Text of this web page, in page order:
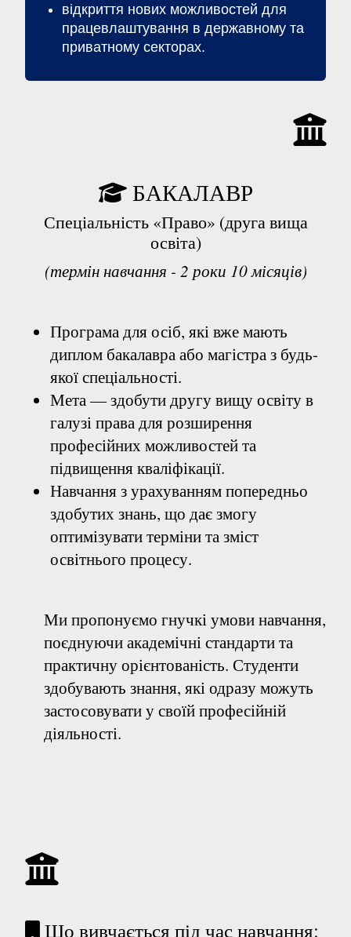
відкриття нових можливостей для
працевлаштування в державному та
приватному секторах.
БАКАЛАВР
Спеціальність «Право» (друга вища
освіта)
(термін навчання - 2 роки 10 місяців)
Програма для осіб, які вже мають
диплом бакалавра або магістра з будь-
якої спеціальності.
Мета — здобути другу вищу освіту в
галузі права для розширення
професійних можливостей та
підвищення кваліфікації.
Навчання з урахуванням попередньо
здобутих знань, що дає змогу
оптимізувати терміни та зміст
освітнього процесу.
Ми пропонуємо гнучкі умови навчання,
поєднуючи академічні стандарти та
практичну орієнтованість. Студенти
здобувають знання, які одразу можуть
застосовувати у своїй професійній
діяльності.
Що вивчається під час навчання: